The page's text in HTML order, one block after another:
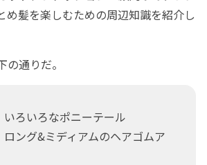
め髪を楽しむための周辺知識を紹介し
通りだ。
ろいろなポニーテール
ング&ミディアムのヘアゴムア